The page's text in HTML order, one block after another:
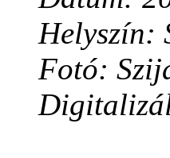
Helyszín:
Fotó: